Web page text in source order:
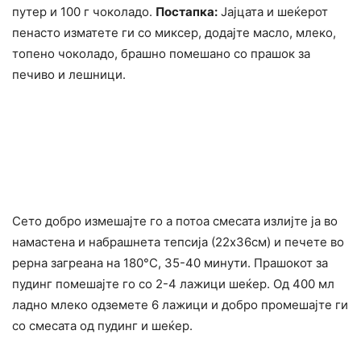
путер и 100 г чоколадо. Постапка: Јајцата и шеќерот
пенасто изматете ги со миксер, додајте масло, млеко,
топено чоколадо, брашно помешано со прашок за
печиво и лешници.
Сето добро измешајте го а потоа смесата излијте ја во
намастена и набрашнета тепсија (22х36см) и печете во
рерна загреана на 180°C, 35-40 минути. Прашокот за
пудинг помешајте го со 2-4 лажици шеќер. Од 400 мл
ладно млеко одземете 6 лажици и добро промешајте ги
со смесата од пудинг и шеќер.